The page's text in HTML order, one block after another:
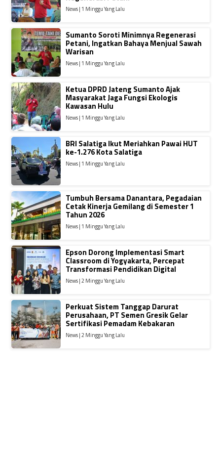
News | 1 Minggu Yang Lalu
Sumanto Soroti Minimnya Regenerasi
Petani, Ingatkan Bahaya Menjual Sawah
Warisan
News | 1 Minggu Yang Lalu
Ketua DPRD Jateng Sumanto Ajak
Masyarakat Jaga Fungsi Ekologis
Kawasan Hulu
News | 1 Minggu Yang Lalu
BRI Salatiga Ikut Meriahkan Pawai HUT
ke-1.276 Kota Salatiga
News | 1 Minggu Yang Lalu
Tumbuh Bersama Danantara, Pegadaian
Cetak Kinerja Gemilang di Semester 1
Tahun 2026
News | 1 Minggu Yang Lalu
Epson Dorong Implementasi Smart
Classroom di Yogyakarta, Percepat
Transformasi Pendidikan Digital
News | 2 Minggu Yang Lalu
Perkuat Sistem Tanggap Darurat
Perusahaan, PT Semen Gresik Gelar
Sertifikasi Pemadam Kebakaran
News | 2 Minggu Yang Lalu